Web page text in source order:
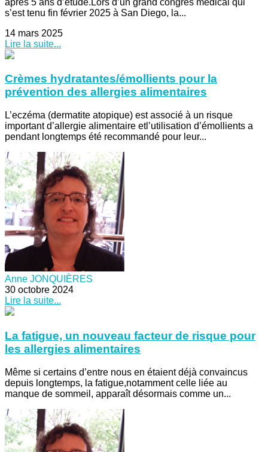
s’est tenu fin février 2025 à San Diego, la...
14 mars 2025
Lire la suite...
Crèmes hydratantes/émollients pour la
prévention des allergies alimentaires
L’eczéma (dermatite atopique) est associé à un risque
important d’allergie alimentaire etl’utilisation d’émollients a
pendant longtemps été recommandé pour leur...
Anne JONQUIÈRES
30 octobre 2024
Lire la suite...
La fatigue, un nouveau facteur de risque pour
les allergies alimentaires
Même si certains d’entre nous en étaient déjà convaincus
depuis longtemps, la fatigue,notamment celle liée au
manque de sommeil, apparaît désormais comme un...